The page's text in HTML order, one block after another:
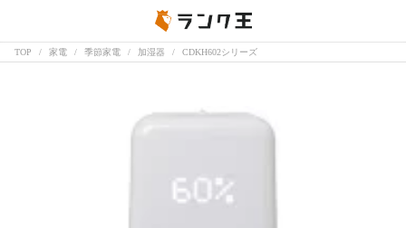
TOP 家電 季節家電 加湿器 CDKH602シリーズ